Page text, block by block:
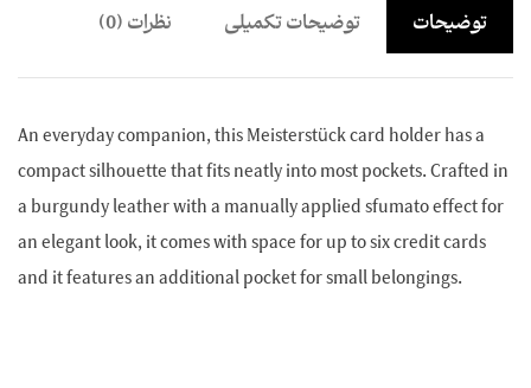
توضیحات توضیحات تکمیلی نظرات (0)
An everyday companion, this Meisterstück card holder has a
compact silhouette that fits neatly into most pockets. Crafted in
a burgundy leather with a manually applied sfumato effect for
an elegant look, it comes with space for up to six credit cards
and it features an additional pocket for small belongings.